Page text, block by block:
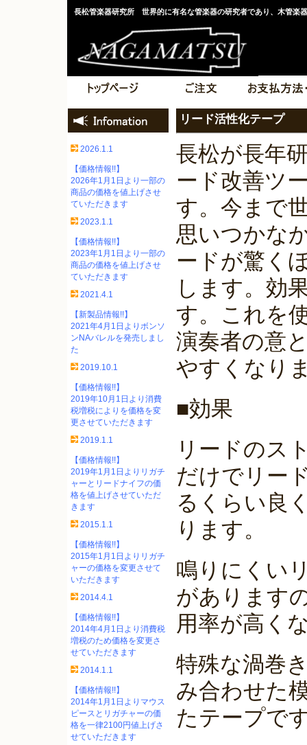
長松管楽器研究所 世界的に有名な管楽器の研究者であり、木管楽
2026.1.1
【価格情報!!】
2026年1月1日より一部の
商品の価格を値上げさせ
ていただきます
2023.1.1
【価格情報!!】
2023年1月1日より一部の
商品の価格を値上げさせ
ていただきます
2021.4.1
【新製品情報!!】
2021年4月1日よりボンソ
ンNAバレルを発売しまし
た
2019.10.1
【価格情報!!】
2019年10月1日より消費
税増税によりを価格を変
更させていただきます
2019.1.1
【価格情報!!】
2019年1月1日よりリガチ
ャーとリードナイフの価
格を値上げさせていただ
きます
2015.1.1
【価格情報!!】
2015年1月1日よりリガチ
ャーの価格を変更させて
いただきます
2014.4.1
【価格情報!!】
2014年4月1日より消費税
増税のため価格を変更さ
せていただきます
2014.1.1
【価格情報!!】
2014年1月1日よりマウス
ピースとリガチャーの価
格を一律2100円値上げさ
せていただきます
リード活性化テープ
長松が長年
ード改善ツ
す。今まで
思いつかな
ードが驚く
します。効
す。これを
演奏者の意
やすくなり
■効果
リードのス
だけでリー
るくらい良
ります。
鳴りにくい
があります
用率が高く
特殊な渦巻
み合わせた
たテープで